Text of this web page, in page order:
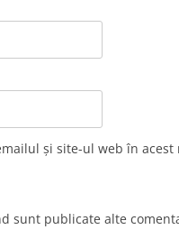
și site-ul web în
sunt publicate alte